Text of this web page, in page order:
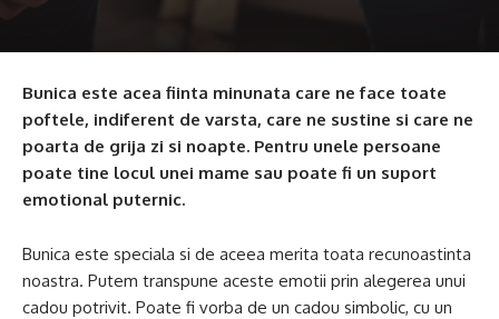
Bunica este acea fiinta minunata care ne face toate
poftele, indiferent de varsta, care ne sustine si care ne
poarta de grija zi si noapte. Pentru unele persoane
poate tine locul unei mame sau poate fi un suport
emotional puternic.
Bunica este speciala si de aceea merita toata recunoastinta
noastra. Putem transpune aceste emotii prin alegerea unui
cadou potrivit. Poate fi vorba de un cadou simbolic, cu un